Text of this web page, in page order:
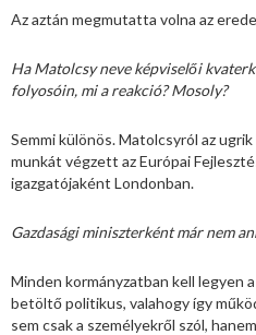
Az aztán megmutatta volna az
Ha Matolcsy neve képviselői
folyosóin, mi a reakció? Mosoly?
Semmi különös. Matolcsyról az
munkát végzett az Európai
igazgatójaként Londonban.
Gazdasági miniszterként már nem
Minden kormányzatban kell legyen
betöltő politikus, valahogy így
sem csak a személyekről szól,